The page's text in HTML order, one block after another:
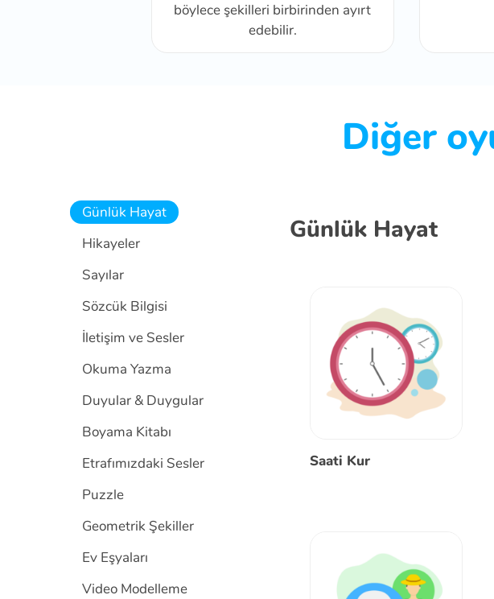
böylece şekilleri birbirinden ayırt
edebilir.
Diğer
Günlük Hayat
Hikayeler
Sayılar
Sözcük Bilgisi
İletişim ve Sesler
Okuma Yazma
Duyular & Duygular
Boyama Kitabı
Etrafımızdaki Sesler
Puzzle
Geometrik Şekiller
Ev Eşyaları
Video Modelleme
Günlük Hayat
Saati Kur